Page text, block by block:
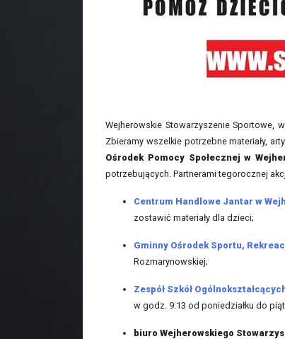
Wejherowskie Stowarzyszenie Sportowe,
Zbieramy wszelkie potrzebne materiały,
Ośrodek Pomocy Społecznej w
potrzebujących. Partnerami tegorocznej
Centrum Handlowe Jantar w
zostawić materiały dla dzieci;
Gminny Ośrodek Sportu,
Rozmarynowskiej;
Zespół Szkół
w godz. 9:13 od poniedziałku do
biuro Wejherowskiego